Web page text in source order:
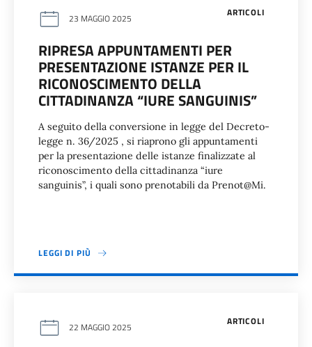
ARTICOLI
23 MAGGIO 2025
RIPRESA APPUNTAMENTI PER
PRESENTAZIONE ISTANZE PER IL
RICONOSCIMENTO DELLA
CITTADINANZA “IURE SANGUINIS”
A seguito della conversione in legge del Decreto-
legge n. 36/2025 , si riaprono gli appuntamenti
per la presentazione delle istanze finalizzate al
riconoscimento della cittadinanza “iure
sanguinis”, i quali sono prenotabili da Prenot@Mi.
LEGGI DI PIÙ
ARTICOLI
22 MAGGIO 2025